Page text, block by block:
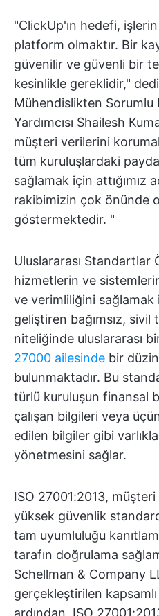
"ClickUp'ın hedefi, işlerin
platform olmaktır. Bir
güvenilir ve güvenli bir
kesinlikle gereklidir,"
Mühendislikten Sorumlu
Yardımcısı Shailesh
müşteri verilerini
tüm kuruluşlardaki
sağlamak için attığımız
rakibimizin çok önünde
göstermektedir. "
Uluslararası Standartlar
hizmetlerin ve
ve verimliliğini
geliştiren bağımsız, sivil
niteliğinde uluslararası
27000 ailesinde bir
bulunmaktadır. Bu
türlü kuruluşun finansal
çalışan bilgileri veya
edilen bilgiler gibi
yönetmesini sağlar.
ISO 27001:2013,
yüksek güvenlik
tam uyumluluğu
tarafın doğrulama
Schellman & Company
gerçekleştirilen
ardından, ISO